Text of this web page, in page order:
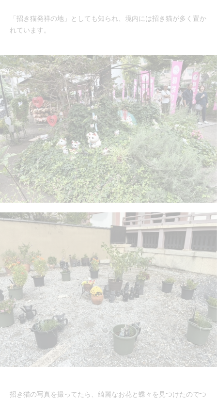
「招き猫発祥の地」としても知られ、境内には招き猫が多く置か
れています。
招き猫の写真を撮ってたら、綺麗なお花と蝶々を見つけたのでつ